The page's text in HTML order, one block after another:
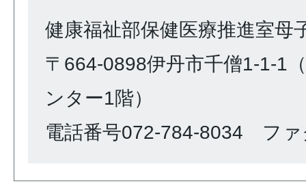
健康福祉部保健医療推進室母
〒664-0898伊丹市千僧1-1-1
ンター1階）
電話番号072-784-8034 ファ